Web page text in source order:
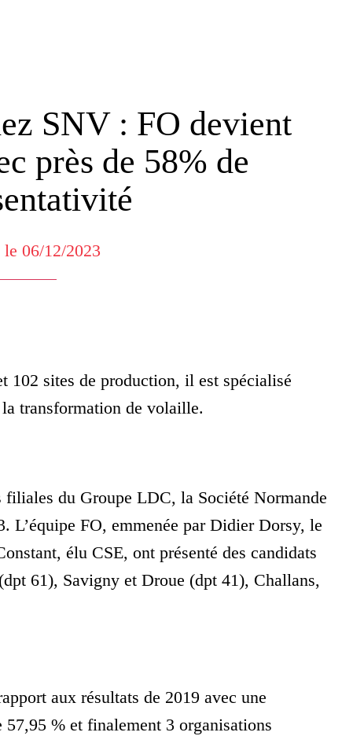
SNV : FO devient
près de 58% de
le 06/12/2023
102 sites de production, il est spécialisé
transformation de volaille.
du Groupe LDC, la Société Normande
L’équipe FO, emmenée par Didier Dorsy, le
élu CSE, ont présenté des candidats
61), Savigny et Droue (dpt 41), Challans,
aux résultats de 2019 avec une
% et finalement 3 organisations